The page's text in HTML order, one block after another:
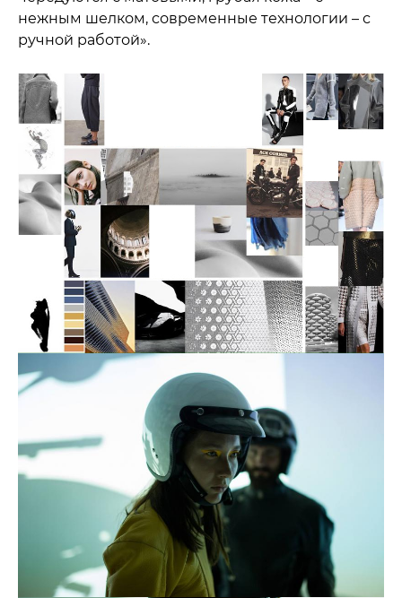
нежным шелком, современные технологии – с
ручной работой».